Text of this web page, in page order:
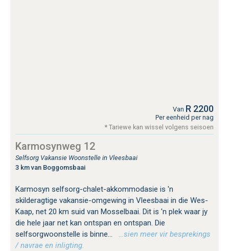
Van R 2200
Per eenheid per nag
* Tariewe kan wissel volgens seisoen
Karmosynweg 12
Selfsorg Vakansie Woonstelle in Vleesbaai
3 km van Boggomsbaai
Karmosyn selfsorg-chalet-akkommodasie is 'n
skilderagtige vakansie-omgewing in Vleesbaai in die Wes-
Kaap, net 20 km suid van Mosselbaai. Dit is 'n plek waar jy
die hele jaar net kan ontspan en ontspan. Die
selfsorgwoonstelle is binne...
…sien meer vir besprekings
/ navrae en inligting.